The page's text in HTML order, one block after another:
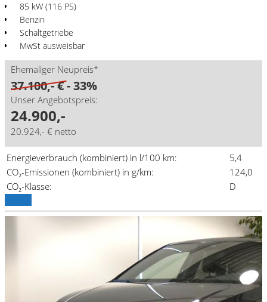
85 kW (116 PS)
Benzin
Schaltgetriebe
MwSt ausweisbar
Ehemaliger Neupreis*
37.100,- €- 33%
Unser Angebotspreis:
24.900,-
20.924,- € netto
Energieverbrauch (kombiniert) in l/100 km:
5,4
CO₂-Emissionen (kombiniert) in g/km:
124,0
CO₂-Klasse:
D